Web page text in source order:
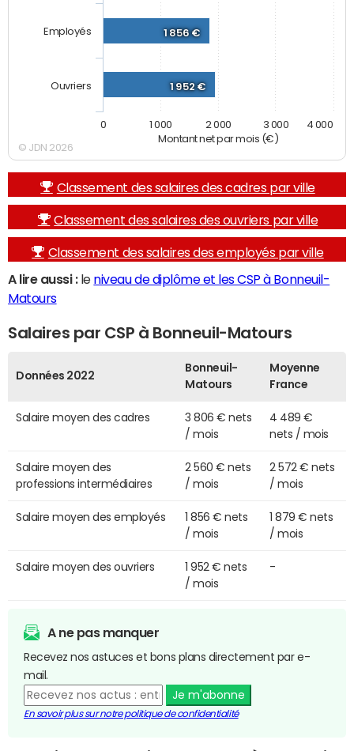
Montant net par mois (€)
1 856 €
1 952 €
Employés
Ouvriers
0 1 000 2 000 3 000 4 000
© JDN 2026
Classement des salaires des cadres par ville
Classement des salaires des ouvriers par ville
Classement des salaires des employés par ville
A lire aussi :le niveau de diplôme et les CSP à Bonneuil-
Matours
Salaires par CSP à Bonneuil-Matours
Données 2022
Bonneuil-
Matours
Moyenne
France
Salaire moyen des cadres
3 806 € nets
/ mois
4 489 €
nets / mois
Salaire moyen des
professions intermédiaires
2 560 € nets
/ mois
2 572 € nets
/ mois
Salaire moyen des employés
1 856 € nets
/ mois
1 879 € nets
/ mois
Salaire moyen des ouvriers
1 952 € nets
/ mois
-
A ne pas manquer
Recevez nos astuces et bons plans directement par e-
mail.
Je m'abonne
En savoir plus sur notre politique de confidentialité